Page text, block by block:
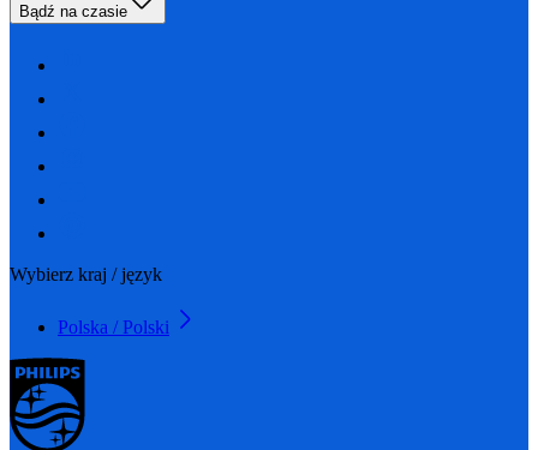
Bądź na czasie
Wybierz kraj / język
Polska / Polski